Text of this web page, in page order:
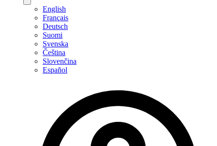
English
Français
Deutsch
Suomi
Svenska
Čeština
Slovenčina
Español